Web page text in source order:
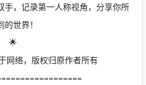
手，记录第一人称视角，分享你所
的世界！
🌟
网络，版权归原作者所有